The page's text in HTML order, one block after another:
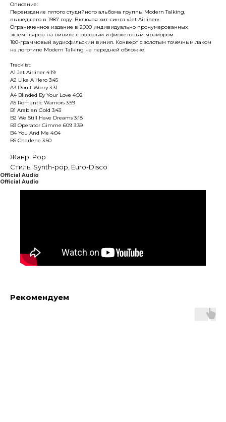
Описание:
Переиздание пятого студийного альбома группы Modern Talking,
вышедшего в 1987 году. Включая хит-сингл «Jet Airliner».
Ограниченное издание в 2000 индивидуально пронумерованных
экземпляров на виниле с розовым и фиолетовым мрамором.
180-граммовый аудиофильский винил. Конверт с золотым точечным лаком
на логотипе Modern Talking на передней обложке.
Tracklist:
A1 Jet Airliner 4:19
A2 Like A Hero 3:45
A3 Don't Worry 3:31
A4 Blinded By Your Love 4:02
A5 Romantic Warriors 3:59
B1 Arabian Gold 3:43
B2 We Still Have Dreams 3:18
B3 Operator Gimme 609 3:39
B4 You And Me 4:04
B5 Charlene 3:50
Жанр: Pop
Стиль: Synth-pop, Euro-Disco
Official Audio
Official Audio
Рекомендуем